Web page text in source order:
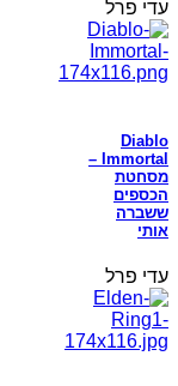
עדי פרל
Diablo
Immortal –
מסחטת
הכספים
ששברה
אותי
עדי פרל